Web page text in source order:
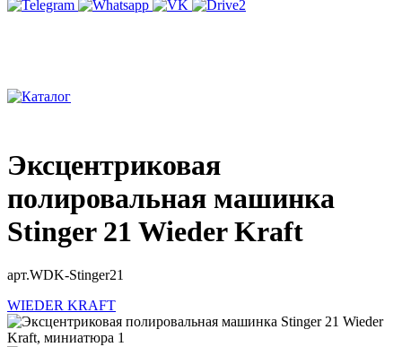
Эксцентриковая
полировальная машинка
Stinger 21 Wieder Kraft
арт.WDK-Stinger21
WIEDER KRAFT